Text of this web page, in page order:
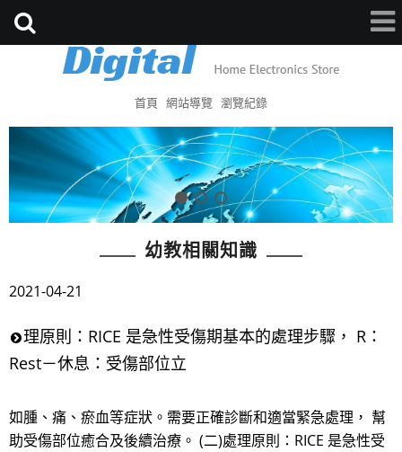
首頁 網站導覽 瀏覽紀錄
幼教相關知識
2021-04-21
理原則：RICE 是急性受傷期基本的處理步驟， R：
Rest－休息：受傷部位立
如腫、痛、瘀血等症狀。需要正確診斷和適當緊急處理， 幫
助受傷部位癒合及後續治療。 (二)處理原則：RICE 是急性受